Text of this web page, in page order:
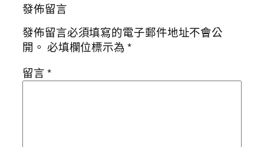
發佈留言
發佈留言必須填寫的電子郵件地址不會公
開。 必填欄位標示為*
留言*